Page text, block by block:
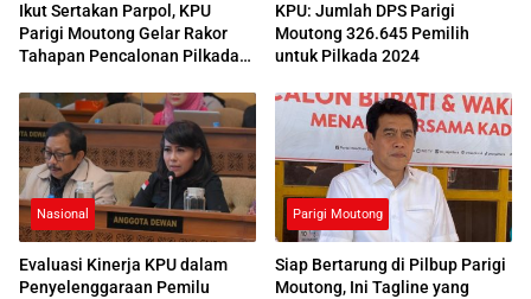
Ikut Sertakan Parpol, KPU
Parigi Moutong Gelar Rakor
Tahapan Pencalonan Pilkada
KPU: Jumlah DPS Parigi
Moutong 326.645 Pemilih
untuk Pilkada 2024
Nasional
Evaluasi Kinerja KPU dalam
Penyelenggaraan Pemilu
Parigi Moutong
Siap Bertarung di Pilbup Parigi
Moutong, Ini Tagline yang